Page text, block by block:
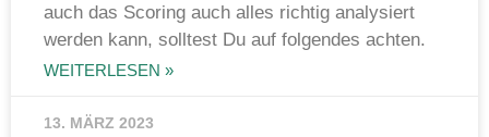
auch das Scoring auch alles richtig analysiert
werden kann, solltest Du auf folgendes achten.
WEITERLESEN »
13. MÄRZ 2023